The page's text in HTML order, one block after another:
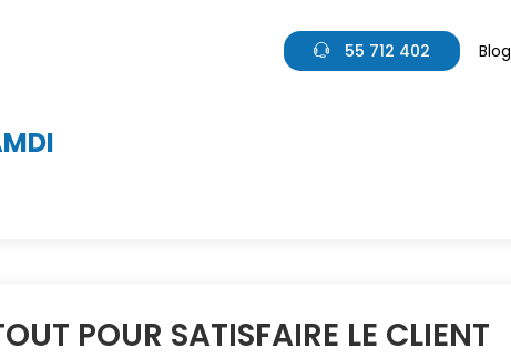
55 712 402 Blog
POUR SATISFAIRE LE CLIENT